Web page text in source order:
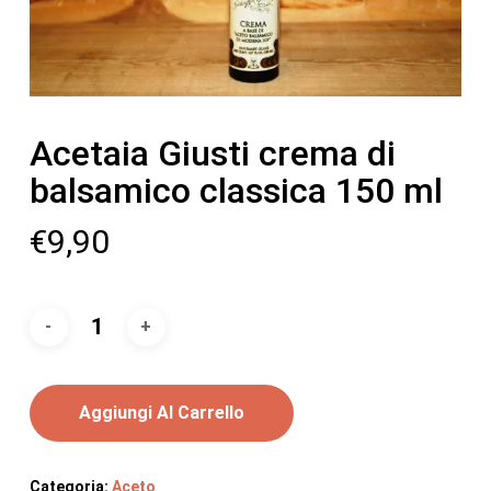
Acetaia Giusti crema di
balsamico classica 150 ml
€9,90
Aggiungi Al Carrello
Categoria: Aceto